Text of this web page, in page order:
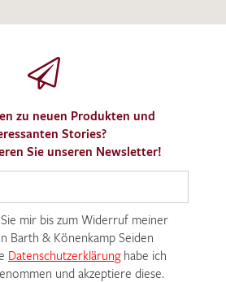
zu neuen Produkten und
Stories?
Sie unseren Newsletter!
mir bis zum Widerruf meiner
Barth & Könenkamp Seiden
Datenschutzerklärunghabe ich
und akzeptiere diese.